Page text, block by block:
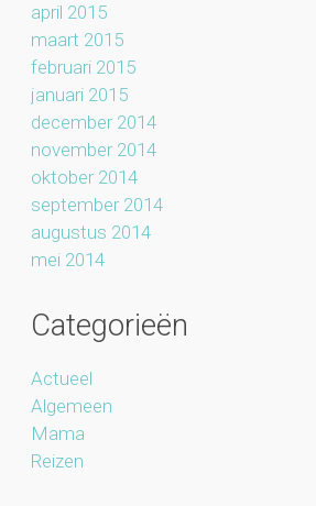
april 2015
maart 2015
februari 2015
januari 2015
december 2014
november 2014
oktober 2014
september 2014
augustus 2014
mei 2014
Categorieën
Actueel
Algemeen
Mama
Reizen